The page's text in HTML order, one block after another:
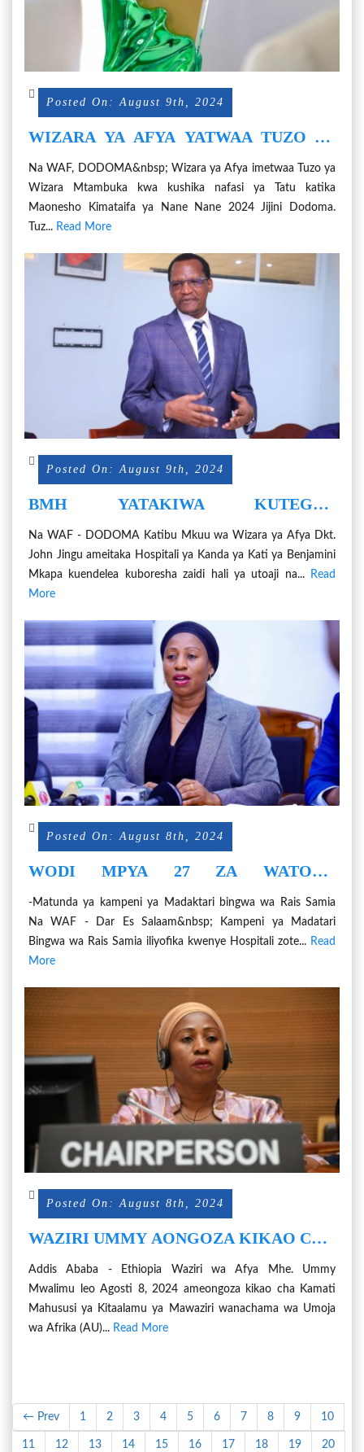
Posted On: August 9th, 2024
WIZARA YA AFYA YATWAA TUZO YA
Na WAF, DODOMA&nbsp; Wizara ya Afya imetwaa Tuzo ya
Wizara Mtambuka kwa kushika nafasi ya Tatu katika
Maonesho Kimataifa ya Nane Nane 2024 Jijini Dodoma.
Tuz... Read More
Posted On: August 9th, 2024
BMH YATAKIWA KUTEGUA
TAIFA
Na WAF - DODOMA Katibu Mkuu wa Wizara ya Afya Dkt.
John Jingu ameitaka Hospitali ya Kanda ya Kati ya Benjamini
Mkapa kuendelea kuboresha zaidi hali ya utoaji na...
Read
More
Posted On: August 8th, 2024
WODI MPYA 27 ZA WATOTO
HUDUMA
-Matunda ya kampeni ya Madaktari bingwa wa Rais Samia
Na WAF - Dar Es Salaam&nbsp; Kampeni ya Madatari
Bingwa wa Rais Samia iliyofika kwenye Hospitali zote... Read
More
Posted On: August 8th, 2024
WAZIRI UMMY AONGOZA KIKAO CHA
WANAOSHUGHULIKIA AFYA, LISHE
NA IDADI YA WATU
Addis Ababa - Ethiopia Waziri wa Afya Mhe. Ummy
Mwalimu leo Agosti 8, 2024 ameongoza kikao cha Kamati
Mahususi ya Kitaalamu ya Mawaziri wanachama wa Umoja
wa Afrika (AU)... Read More
← Prev 1 2 3 4 5 6 7 8 9 10
11 12 13 14 15 16 17 18 19 20